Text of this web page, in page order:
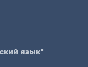
язык"